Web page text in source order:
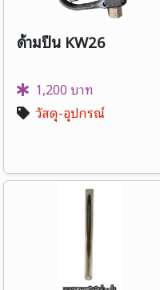
ด้ามปืน KW26
1,200 บาท
วัสดุ-อุปกรณ์